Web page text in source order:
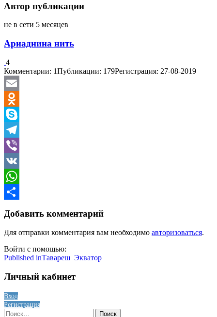
Автор публикации
не в сети 5 месяцев
Ариаднина нить
4
Комментарии: 1Публикации: 179Регистрация: 27-08-2019
Email
Odnoklassniki
Skype
Telegram
Viber
VK
WhatsApp
Добавить комментарий
Для отправки комментария вам необходимо авторизоваться.
Войти с помощью:
Навигация
по
Published inТавареш_Экватор
Личный кабинет
Вход
Регистрация
Найти: